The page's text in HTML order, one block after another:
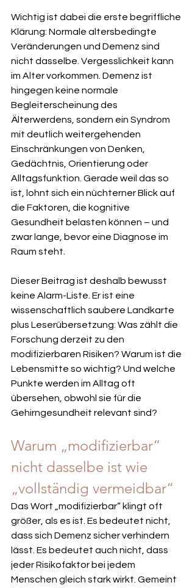
Wichtig ist dabei die erste begriffliche
Klärung: Normale altersbedingte
Veränderungen und Demenz sind
nicht dasselbe. Vergesslichkeit kann
im Alter vorkommen. Demenz ist
hingegen keine normale
Begleiterscheinung des
Älterwerdens, sondern ein Syndrom
mit deutlich weitergehenden
Einschränkungen von Denken,
Gedächtnis, Orientierung oder
Alltagsfunktion. Gerade weil das so
ist, lohnt sich ein nüchterner Blick auf
die Faktoren, die kognitive
Gesundheit belasten können – und
zwar lange, bevor eine Diagnose im
Raum steht.
Dieser Beitrag ist deshalb bewusst
keine Alarm-Liste. Er ist eine
wissenschaftlich saubere Landkarte
plus Leserübersetzung: Was zählt die
Forschung derzeit zu den
modifizierbaren Risiken? Warum ist die
Lebensmitte so wichtig? Und welche
Punkte werden im Alltag oft
übersehen, obwohl sie für die
Gehirngesundheit relevant sind?
Warum „modifizierbar“
nicht dasselbe ist wie
„vollständig vermeidbar“
Das Wort „modifizierbar“ klingt oft
größer, als es ist. Es bedeutet nicht,
dass sich Demenz sicher verhindern
lässt. Es bedeutet auch nicht, dass
jeder Risikofaktor bei jedem
Menschen gleich stark wirkt. Gemeint